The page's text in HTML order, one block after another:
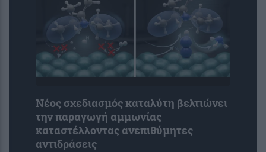
Νέος σχεδιασμός καταλύτη βελτιώνει
την παραγωγή αμμωνίας
καταστέλλοντας ανεπιθύμητες
αντιδράσεις